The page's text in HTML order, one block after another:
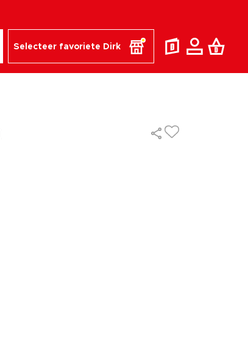
Selecteer favoriete Dirk